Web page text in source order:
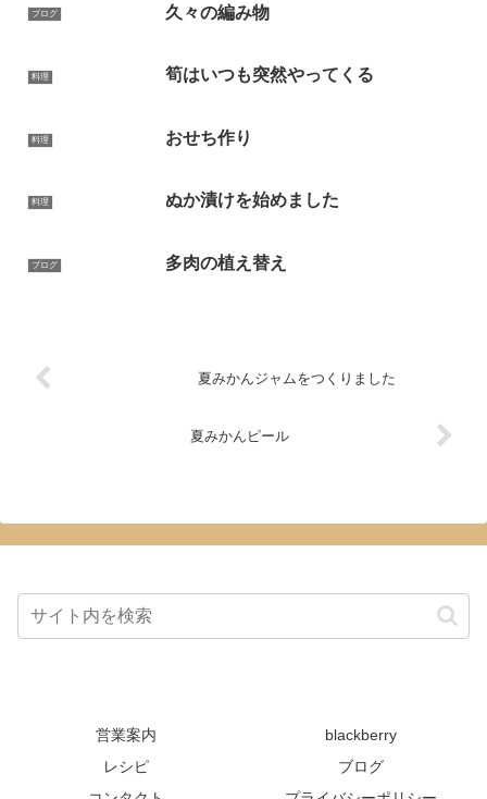
ブログ 久々の編み物
料理 筍はいつも突然やってくる
料理 おせち作り
料理 ぬか漬けを始めました
ブログ 多肉の植え替え
夏みかんジャムをつくりました
夏みかんピール
営業案内
blackberry
レシピ
ブログ